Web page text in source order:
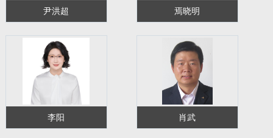
尹洪超 焉晓明
李阳 肖武